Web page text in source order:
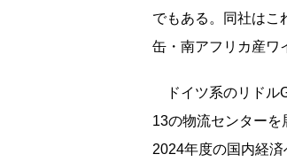
でもある。同社はこ
缶・南アフリカ産ワ
ドイツ系のリドル
13の物流センターを
2024年度の国内経